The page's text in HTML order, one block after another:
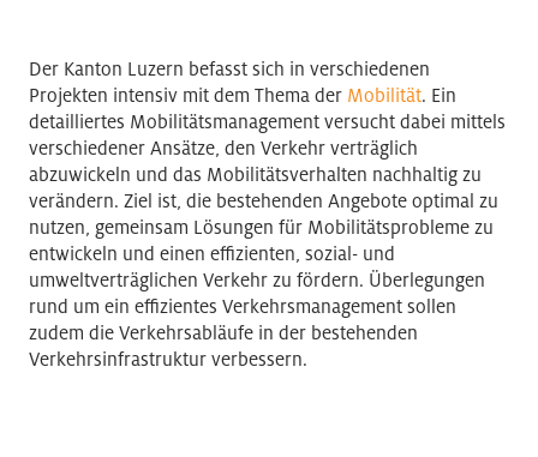
Der Kanton Luzern befasst sich in verschiedenen
Projekten intensiv mit dem Thema der Mobilität. Ein
detailliertes Mobilitätsmanagement versucht dabei mittels
verschiedener Ansätze, den Verkehr verträglich
abzuwickeln und das Mobilitätsverhalten nachhaltig zu
verändern. Ziel ist, die bestehenden Angebote optimal zu
nutzen, gemeinsam Lösungen für Mobilitätsprobleme zu
entwickeln und einen effizienten, sozial- und
umweltverträglichen Verkehr zu fördern. Überlegungen
rund um ein effizientes Verkehrsmanagement sollen
zudem die Verkehrsabläufe in der bestehenden
Verkehrsinfrastruktur verbessern.